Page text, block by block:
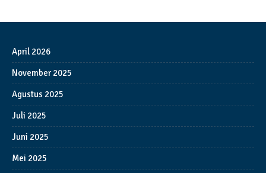
April 2026
November 2025
Agustus 2025
Juli 2025
Juni 2025
Mei 2025